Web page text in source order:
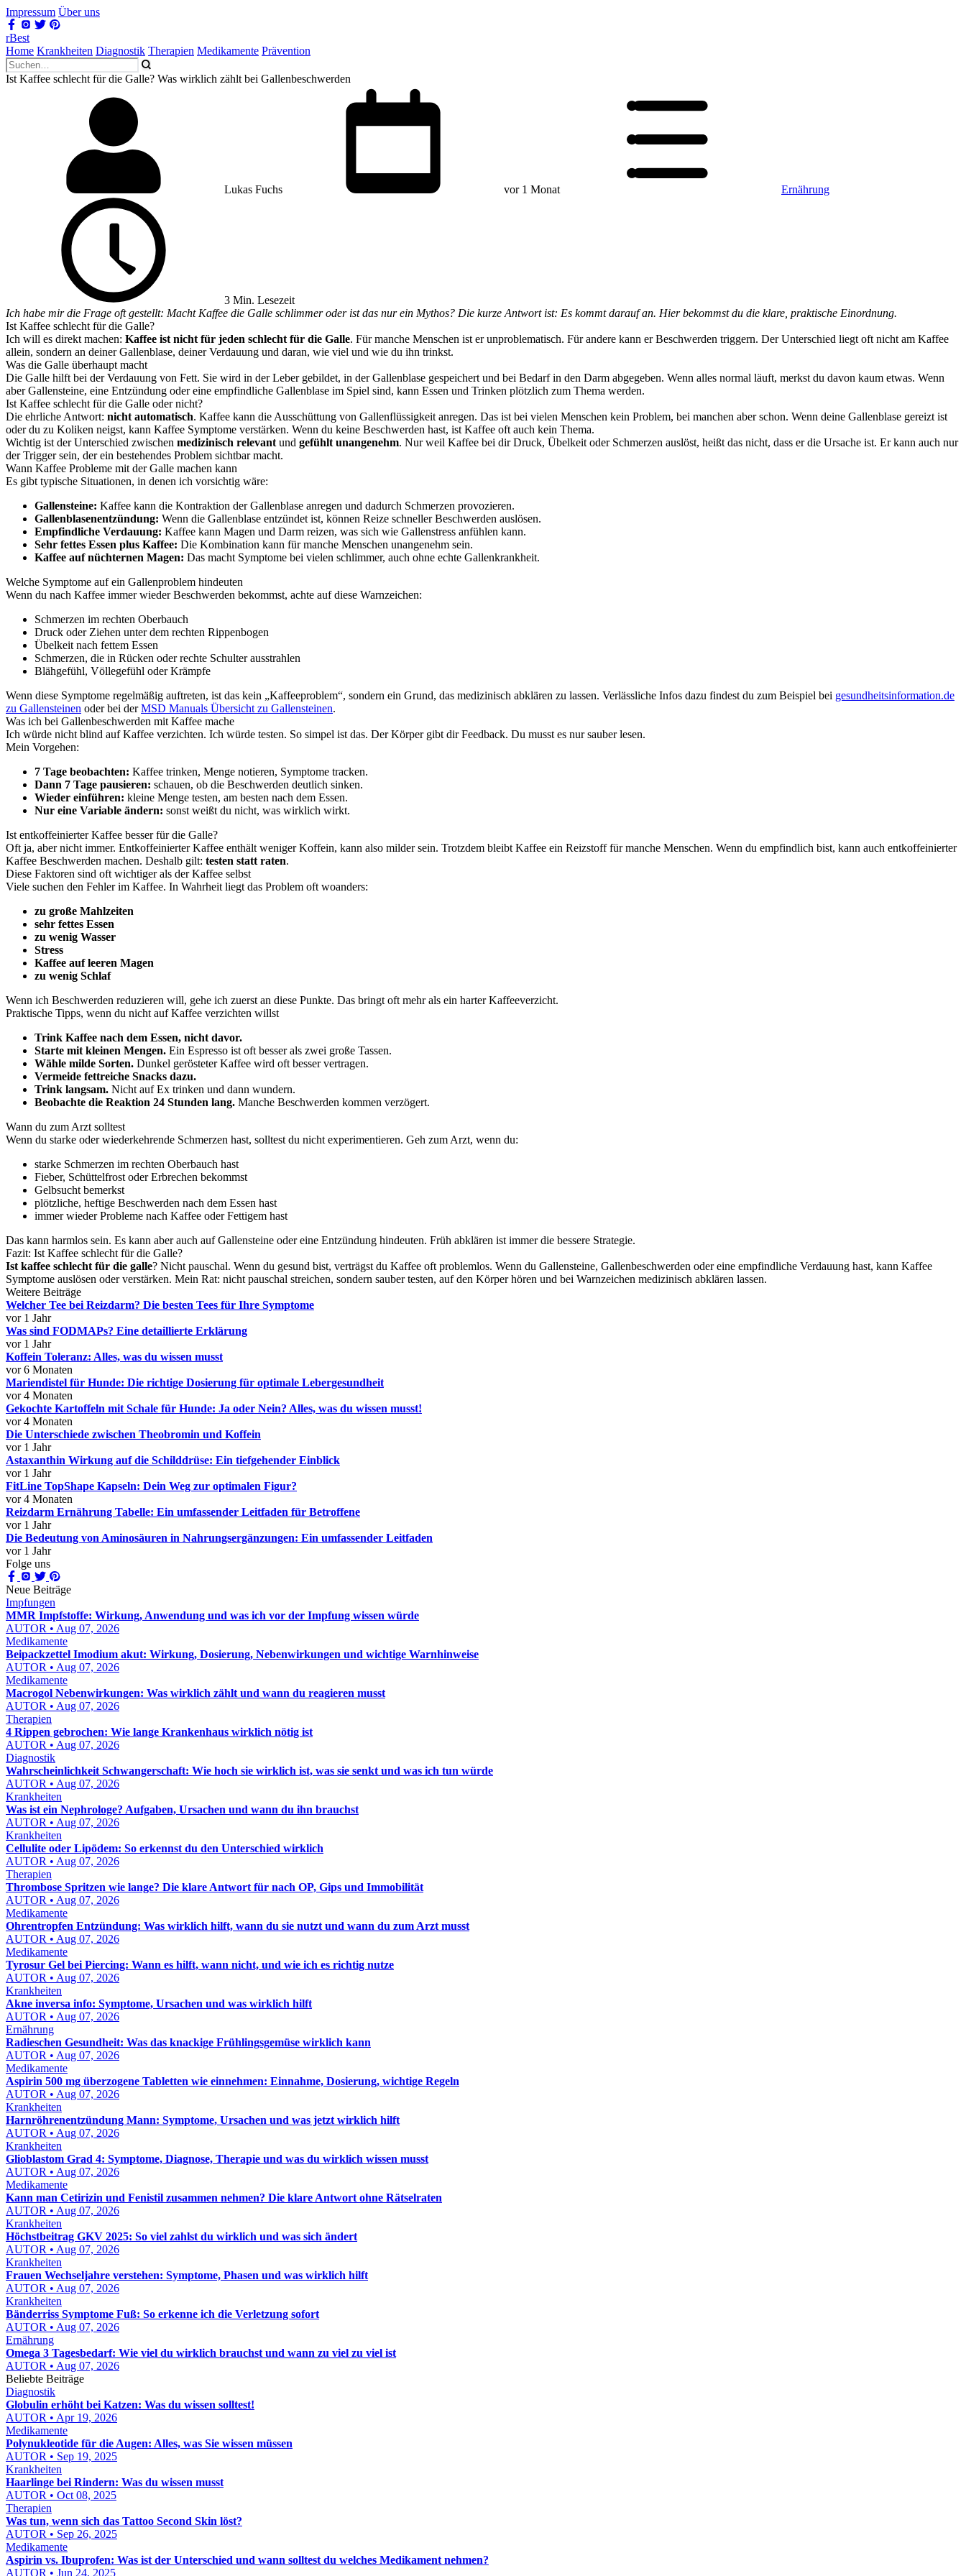
Impressum Über uns
rBest
Home Krankheiten Diagnostik Therapien Medikamente Prävention
Ist Kaffee schlecht für die Galle? Was wirklich zählt bei Gallenbeschwerden
Lukas Fuchs vor 1 Monat Ernährung
3 Min. Lesezeit
Ich habe mir die Frage oft gestellt: Macht Kaffee die Galle schlimmer oder ist das nur ein Mythos? Die kurze Antwort ist: Es kommt darauf an. Hier bekommst du die klare, praktische Einordnung.
Ist Kaffee schlecht für die Galle?
Ich will es direkt machen: Kaffee ist nicht für jeden schlecht für die Galle. Für manche Menschen ist er unproblematisch. Für andere kann er Beschwerden triggern. Der Unterschied liegt oft nicht am Kaffee
allein, sondern an deiner Gallenblase, deiner Verdauung und daran, wie viel und wie du ihn trinkst.
Was die Galle überhaupt macht
Die Galle hilft bei der Verdauung von Fett. Sie wird in der Leber gebildet, in der Gallenblase gespeichert und bei Bedarf in den Darm abgegeben. Wenn alles normal läuft, merkst du davon kaum etwas. Wenn
aber Gallensteine, eine Entzündung oder eine empfindliche Gallenblase im Spiel sind, kann Essen und Trinken plötzlich zum Thema werden.
Ist Kaffee schlecht für die Galle oder nicht?
Die ehrliche Antwort: nicht automatisch. Kaffee kann die Ausschüttung von Gallenflüssigkeit anregen. Das ist bei vielen Menschen kein Problem, bei manchen aber schon. Wenn deine Gallenblase gereizt ist
oder du zu Koliken neigst, kann Kaffee Symptome verstärken. Wenn du keine Beschwerden hast, ist Kaffee oft auch kein Thema.
Wichtig ist der Unterschied zwischen medizinisch relevant und gefühlt unangenehm. Nur weil Kaffee bei dir Druck, Übelkeit oder Schmerzen auslöst, heißt das nicht, dass er die Ursache ist. Er kann auch nur
der Trigger sein, der ein bestehendes Problem sichtbar macht.
Wann Kaffee Probleme mit der Galle machen kann
Es gibt typische Situationen, in denen ich vorsichtig wäre:
Gallensteine: Kaffee kann die Kontraktion der Gallenblase anregen und dadurch Schmerzen provozieren.
Gallenblasenentzündung: Wenn die Gallenblase entzündet ist, können Reize schneller Beschwerden auslösen.
Empfindliche Verdauung: Kaffee kann Magen und Darm reizen, was sich wie Gallenstress anfühlen kann.
Sehr fettes Essen plus Kaffee: Die Kombination kann für manche Menschen unangenehm sein.
Kaffee auf nüchternen Magen: Das macht Symptome bei vielen schlimmer, auch ohne echte Gallenkrankheit.
Welche Symptome auf ein Gallenproblem hindeuten
Wenn du nach Kaffee immer wieder Beschwerden bekommst, achte auf diese Warnzeichen:
Schmerzen im rechten Oberbauch
Druck oder Ziehen unter dem rechten Rippenbogen
Übelkeit nach fettem Essen
Schmerzen, die in Rücken oder rechte Schulter ausstrahlen
Blähgefühl, Völlegefühl oder Krämpfe
Wenn diese Symptome regelmäßig auftreten, ist das kein „Kaffeeproblem“, sondern ein Grund, das medizinisch abklären zu lassen. Verlässliche Infos dazu findest du zum Beispiel bei gesundheitsinformation.de
zu Gallensteinen oder bei derMSD Manuals Übersicht zu Gallensteinen.
Was ich bei Gallenbeschwerden mit Kaffee mache
Ich würde nicht blind auf Kaffee verzichten. Ich würde testen. So simpel ist das. Der Körper gibt dir Feedback. Du musst es nur sauber lesen.
Mein Vorgehen:
7 Tage beobachten: Kaffee trinken, Menge notieren, Symptome tracken.
Dann 7 Tage pausieren: schauen, ob die Beschwerden deutlich sinken.
Wieder einführen: kleine Menge testen, am besten nach dem Essen.
Nur eine Variable ändern: sonst weißt du nicht, was wirklich wirkt.
Ist entkoffeinierter Kaffee besser für die Galle?
Oft ja, aber nicht immer. Entkoffeinierter Kaffee enthält weniger Koffein, kann also milder sein. Trotzdem bleibt Kaffee ein Reizstoff für manche Menschen. Wenn du empfindlich bist, kann auch entkoffeinierter
Kaffee Beschwerden machen. Deshalb gilt: testen statt raten.
Diese Faktoren sind oft wichtiger als der Kaffee selbst
Viele suchen den Fehler im Kaffee. In Wahrheit liegt das Problem oft woanders:
zu große Mahlzeiten
sehr fettes Essen
zu wenig Wasser
Stress
Kaffee auf leeren Magen
zu wenig Schlaf
Wenn ich Beschwerden reduzieren will, gehe ich zuerst an diese Punkte. Das bringt oft mehr als ein harter Kaffeeverzicht.
Praktische Tipps, wenn du nicht auf Kaffee verzichten willst
Trink Kaffee nach dem Essen, nicht davor.
Starte mit kleinen Mengen. Ein Espresso ist oft besser als zwei große Tassen.
Wähle milde Sorten. Dunkel gerösteter Kaffee wird oft besser vertragen.
Vermeide fettreiche Snacks dazu.
Trink langsam. Nicht auf Ex trinken und dann wundern.
Beobachte die Reaktion 24 Stunden lang. Manche Beschwerden kommen verzögert.
Wann du zum Arzt solltest
Wenn du starke oder wiederkehrende Schmerzen hast, solltest du nicht experimentieren. Geh zum Arzt, wenn du:
starke Schmerzen im rechten Oberbauch hast
Fieber, Schüttelfrost oder Erbrechen bekommst
Gelbsucht bemerkst
plötzliche, heftige Beschwerden nach dem Essen hast
immer wieder Probleme nach Kaffee oder Fettigem hast
Das kann harmlos sein. Es kann aber auch auf Gallensteine oder eine Entzündung hindeuten. Früh abklären ist immer die bessere Strategie.
Fazit: Ist Kaffee schlecht für die Galle?
Ist kaffee schlecht für die galle? Nicht pauschal. Wenn du gesund bist, verträgst du Kaffee oft problemlos. Wenn du Gallensteine, Gallenbeschwerden oder eine empfindliche Verdauung hast, kann Kaffee
Symptome auslösen oder verstärken. Mein Rat: nicht pauschal streichen, sondern sauber testen, auf den Körper hören und bei Warnzeichen medizinisch abklären lassen.
Weitere Beiträge
Welcher Tee bei Reizdarm? Die besten Tees für Ihre Symptome
vor 1 Jahr
Was sind FODMAPs? Eine detaillierte Erklärung
vor 1 Jahr
Koffein Toleranz: Alles, was du wissen musst
vor 6 Monaten
Mariendistel für Hunde: Die richtige Dosierung für optimale Lebergesundheit
vor 4 Monaten
Gekochte Kartoffeln mit Schale für Hunde: Ja oder Nein? Alles, was du wissen musst!
vor 4 Monaten
Die Unterschiede zwischen Theobromin und Koffein
vor 1 Jahr
Astaxanthin Wirkung auf die Schilddrüse: Ein tiefgehender Einblick
vor 1 Jahr
FitLine TopShape Kapseln: Dein Weg zur optimalen Figur?
vor 4 Monaten
Reizdarm Ernährung Tabelle: Ein umfassender Leitfaden für Betroffene
vor 1 Jahr
Die Bedeutung von Aminosäuren in Nahrungsergänzungen: Ein umfassender Leitfaden
vor 1 Jahr
Folge uns
Neue Beiträge
Impfungen
MMR Impfstoffe: Wirkung, Anwendung und was ich vor der Impfung wissen würde
AUTOR • Aug 07, 2026
Medikamente
Beipackzettel Imodium akut: Wirkung, Dosierung, Nebenwirkungen und wichtige Warnhinweise
AUTOR • Aug 07, 2026
Medikamente
Macrogol Nebenwirkungen: Was wirklich zählt und wann du reagieren musst
AUTOR • Aug 07, 2026
Therapien
4 Rippen gebrochen: Wie lange Krankenhaus wirklich nötig ist
AUTOR • Aug 07, 2026
Diagnostik
Wahrscheinlichkeit Schwangerschaft: Wie hoch sie wirklich ist, was sie senkt und was ich tun würde
AUTOR • Aug 07, 2026
Krankheiten
Was ist ein Nephrologe? Aufgaben, Ursachen und wann du ihn brauchst
AUTOR • Aug 07, 2026
Krankheiten
Cellulite oder Lipödem: So erkennst du den Unterschied wirklich
AUTOR • Aug 07, 2026
Therapien
Thrombose Spritzen wie lange? Die klare Antwort für nach OP, Gips und Immobilität
AUTOR • Aug 07, 2026
Medikamente
Ohrentropfen Entzündung: Was wirklich hilft, wann du sie nutzt und wann du zum Arzt musst
AUTOR • Aug 07, 2026
Medikamente
Tyrosur Gel bei Piercing: Wann es hilft, wann nicht, und wie ich es richtig nutze
AUTOR • Aug 07, 2026
Krankheiten
Akne inversa info: Symptome, Ursachen und was wirklich hilft
AUTOR • Aug 07, 2026
Ernährung
Radieschen Gesundheit: Was das knackige Frühlingsgemüse wirklich kann
AUTOR • Aug 07, 2026
Medikamente
Aspirin 500 mg überzogene Tabletten wie einnehmen: Einnahme, Dosierung, wichtige Regeln
AUTOR • Aug 07, 2026
Krankheiten
Harnröhrenentzündung Mann: Symptome, Ursachen und was jetzt wirklich hilft
AUTOR • Aug 07, 2026
Krankheiten
Glioblastom Grad 4: Symptome, Diagnose, Therapie und was du wirklich wissen musst
AUTOR • Aug 07, 2026
Medikamente
Kann man Cetirizin und Fenistil zusammen nehmen? Die klare Antwort ohne Rätselraten
AUTOR • Aug 07, 2026
Krankheiten
Höchstbeitrag GKV 2025: So viel zahlst du wirklich und was sich ändert
AUTOR • Aug 07, 2026
Krankheiten
Frauen Wechseljahre verstehen: Symptome, Phasen und was wirklich hilft
AUTOR • Aug 07, 2026
Krankheiten
Bänderriss Symptome Fuß: So erkenne ich die Verletzung sofort
AUTOR • Aug 07, 2026
Ernährung
Omega 3 Tagesbedarf: Wie viel du wirklich brauchst und wann zu viel zu viel ist
AUTOR • Aug 07, 2026
Beliebte Beiträge
Diagnostik
Globulin erhöht bei Katzen: Was du wissen solltest!
AUTOR • Apr 19, 2026
Medikamente
Polynukleotide für die Augen: Alles, was Sie wissen müssen
AUTOR • Sep 19, 2025
Krankheiten
Haarlinge bei Rindern: Was du wissen musst
AUTOR • Oct 08, 2025
Therapien
Was tun, wenn sich das Tattoo Second Skin löst?
AUTOR • Sep 26, 2025
Medikamente
Aspirin vs. Ibuprofen: Was ist der Unterschied und wann solltest du welches Medikament nehmen?
AUTOR • Jun 24, 2025